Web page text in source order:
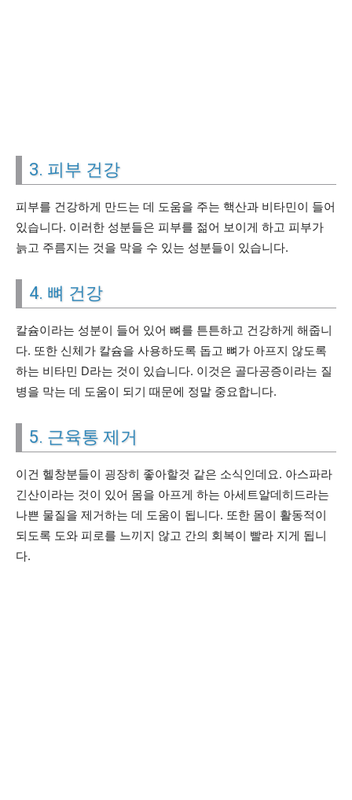
3. 피부 건강
피부를 건강하게 만드는 데 도움을 주는 핵산과 비타민이 들어
있습니다. 이러한 성분들은 피부를 젊어 보이게 하고 피부가
늙고 주름지는 것을 막을 수 있는 성분들이 있습니다.
4. 뼈 건강
칼슘이라는 성분이 들어 있어 뼈를 튼튼하고 건강하게 해줍니
다. 또한 신체가 칼슘을 사용하도록 돕고 뼈가 아프지 않도록
하는 비타민 D라는 것이 있습니다. 이것은 골다공증이라는 질
병을 막는 데 도움이 되기 때문에 정말 중요합니다.
5. 근육통 제거
이건 헬창분들이 굉장히 좋아할것 같은 소식인데요. 아스파라
긴산이라는 것이 있어 몸을 아프게 하는 아세트알데히드라는
나쁜 물질을 제거하는 데 도움이 됩니다. 또한 몸이 활동적이
되도록 도와 피로를 느끼지 않고 간의 회복이 빨라 지게 됩니
다.